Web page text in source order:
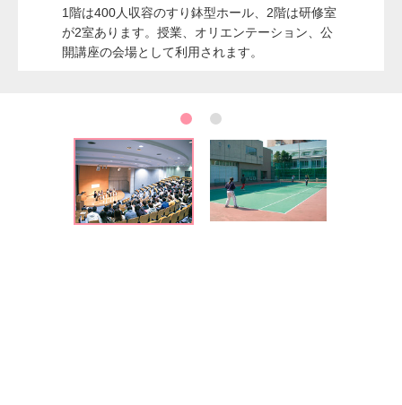
1階は400人収容のすり鉢型ホール、2階は研修室
が2室あります。授業、オリエンテーション、公
開講座の会場として利用されます。